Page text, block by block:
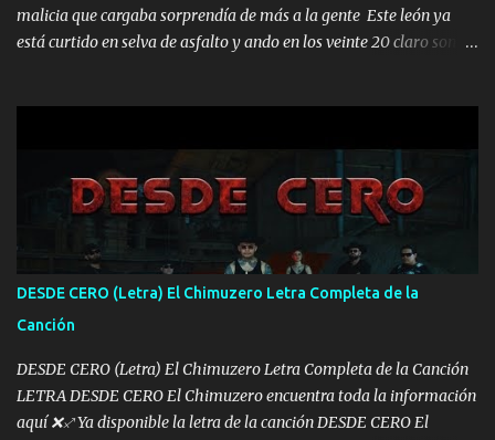
malicia que cargaba sorprendía de más a la gente Este león ya
está curtido en selva de asfalto y ando en los veinte 20 claro son
pa más pues hay charola les voy a dar hasta topar pues no hay de
otra Música Surcando bien mi camino voy por mi línea no veo a
los lados aquel que no corre vuela no se me duerm voy chicoteado
Ya pasé varias hazañas ya tienen rato que me agarran el colmillo
de este León los estatales no sé esperaron Al tiro esta la PrimiZa
también la nueve que cargo al lado doy la mano al que su amigo y
al traicionero damos pa abajo Y No me paran aquí hay pa más
pues hay charola les voy a dar hasta topar pues no hay de otra...
DESDE CERO (Letra) El Chimuzero Letra Completa de la
Canción
DESDE CERO (Letra) El Chimuzero Letra Completa de la Canción
LETRA DESDE CERO El Chimuzero encuentra toda la información
aquí ❌♐ Ya disponible la letra de la canción DESDE CERO El